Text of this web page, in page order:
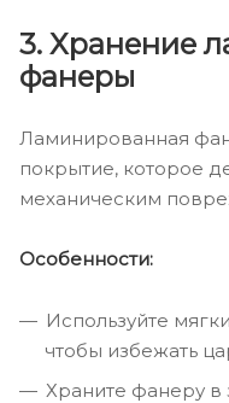
3. Хранение
фанеры
Ламинированная
покрытие, которое
механическим
Особенности:
Используйте
чтобы избежать
Храните фанеру